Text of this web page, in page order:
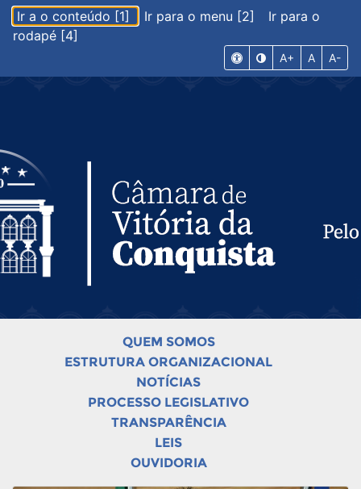
Ir a o conteúdo [1] Ir para o menu [2]
Ir para o
rodapé [4]
A+ A A-
QUEM SOMOS
ESTRUTURA ORGANIZACIONAL
NOTÍCIAS
PROCESSO LEGISLATIVO
TRANSPARÊNCIA
LEIS
OUVIDORIA